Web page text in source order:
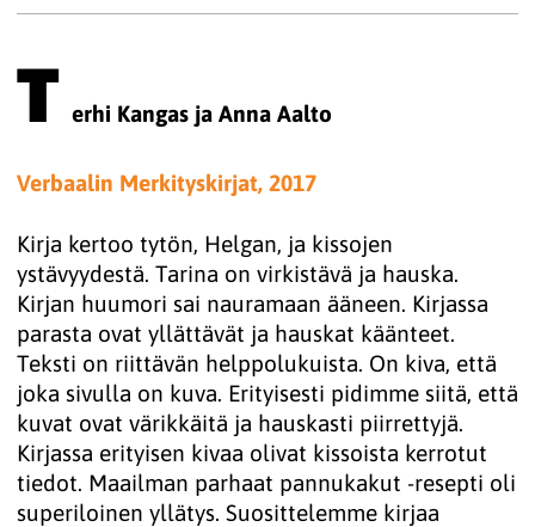
T erhi Kangas ja Anna Aalto
Verbaalin Merkityskirjat, 2017
Kirja kertoo tytön, Helgan, ja kissojen
ystävyydestä. Tarina on virkistävä ja hauska.
Kirjan huumori sai nauramaan ääneen. Kirjassa
parasta ovat yllättävät ja hauskat käänteet.
Teksti on riittävän helppolukuista. On kiva, että
joka sivulla on kuva. Erityisesti pidimme siitä, että
kuvat ovat värikkäitä ja hauskasti piirrettyjä.
Kirjassa erityisen kivaa olivat kissoista kerrotut
tiedot. Maailman parhaat pannukakut -resepti oli
superiloinen yllätys. Suosittelemme kirjaa